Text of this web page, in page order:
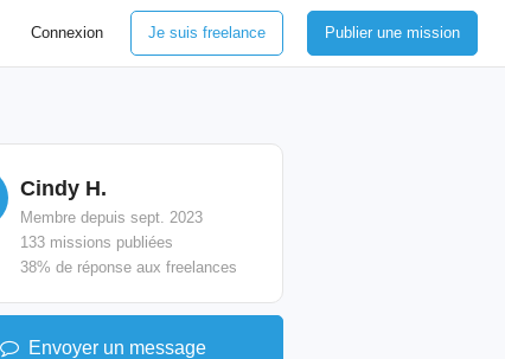
Connexion Je suis freelance Publier une mission
Cindy H.
Membre depuis sept. 2023
133 missions publiées
38% de réponse aux freelances
Envoyer un message